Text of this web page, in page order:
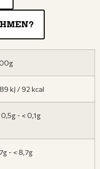
kJ / 92 kcal
0,5g - < 0,1g
- < 8,7g